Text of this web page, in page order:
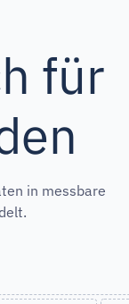
für
in messbare